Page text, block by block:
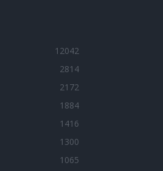
12042
2814
2172
1884
1416
1300
1065